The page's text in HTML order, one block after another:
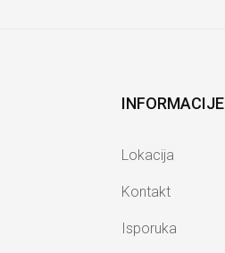
INFORMACIJE
Lokacija
Kontakt
Isporuka